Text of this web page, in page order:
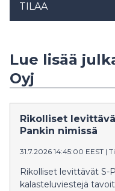
TILAA
Lue lisää
Oyj
Rikolliset
Pankin nimissä
31.7.2026 14:45:00 EEST |
Rikolliset levittävät S-
kalasteluviestejä